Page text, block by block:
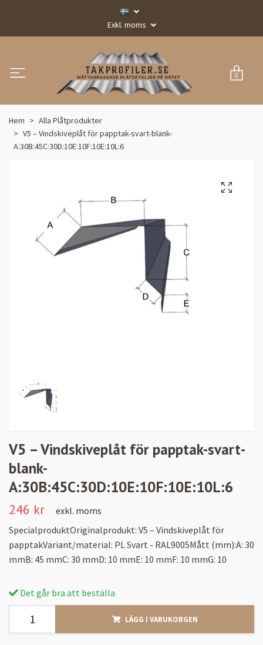
Exkl. moms
0
Hem
Alla Plåtprodukter
V5 – Vindskiveplåt för papptak-svart-blank-
A:30B:45C:30D:10E:10F:10E:10L:6
V5 – Vindskiveplåt för papptak-svart-
blank-
A:30B:45C:30D:10E:10F:10E:10L:6
246 kr
exkl. moms
SpecialproduktOriginalprodukt: V5 – Vindskiveplåt för
papptakVariant/material: PL Svart - RAL9005Mått (mm):A: 30
mmB: 45 mmC: 30 mmD: 10 mmE: 10 mmF: 10 mmG: 10
Det går bra att beställa
LÄGG I VARUKORGEN